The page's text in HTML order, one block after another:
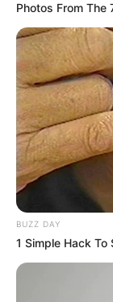
Photos From The
BUZZ DAY
1 Simple Hack To